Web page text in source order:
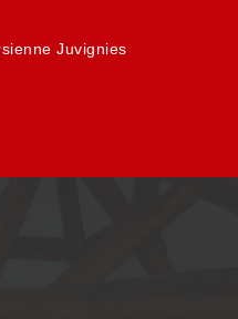
Juvignies